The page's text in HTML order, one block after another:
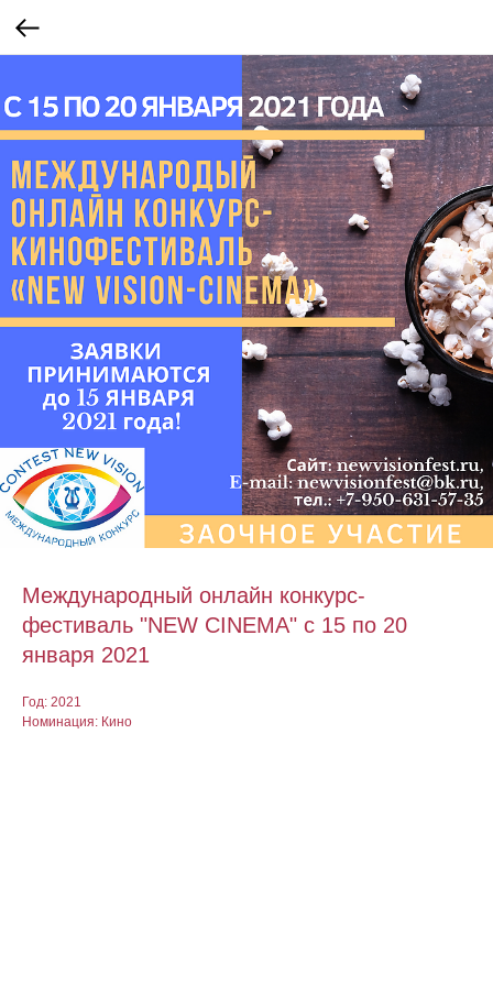
Международный онлайн конкурс-
фестиваль "NEW CINEMA" с 15 по 20
января 2021
Год: 2021
Номинация: Кино